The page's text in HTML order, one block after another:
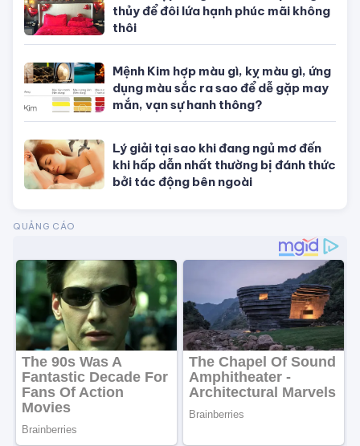
Chuẩn bị phòng cưới chuẩn phong
thủy để đôi lứa hạnh phúc mãi không
Mệnh Kim hợp màu gì, kỵ màu gì, ứng
dụng màu sắc ra sao để dễ gặp may
mắn, vạn sự hanh thông?
Lý giải tại sao khi đang ngủ mơ đến